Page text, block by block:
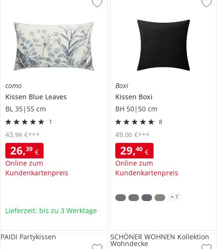
como
Kissen Blue Leaves
BL 35|55 cm
1
26,39 €
Online zum
Kundenkartenpreis
43,99 €***
Lieferzeit: bis zu 3 Werktage
Boxi
Kissen Boxi
BH 50|50 cm
8
29,40 €
Online zum
Kundenkartenpreis
49,00 €***
+ 7
PAIDI Partykissen SCHÖNER WOHNEN Kollektion
Wohndecke